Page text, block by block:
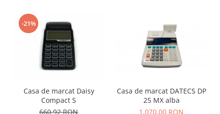
-21%
Casa de marcat Daisy
Compact S
660,92 RON
Casa de marcat DATECS DP
25 MX alba
1.070,00 RON